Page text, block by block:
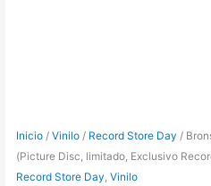
Inicio /Vinilo / Record Store Day /
(Picture Disc, limitado, Exclusivo
Record Store Day,Vinilo